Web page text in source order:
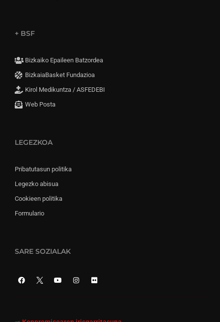
+ BSF
Bizkaiko Epaileen Batzordea
BizkaiaBasket Fundazioa
Kirol Medikuntza / ASFEDEBI
Web Posta
LEGEZKOA
Pribatutasun politika
Legezko abisua
Cookieen politika
Formulario
SARE SOZIALAK